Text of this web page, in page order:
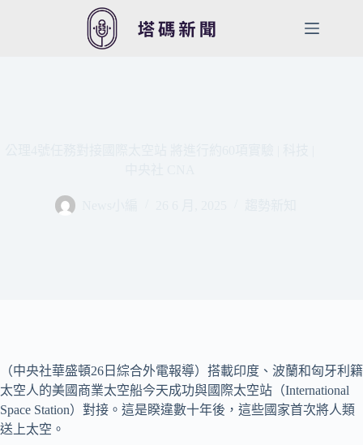
（中央社華盛頓26日綜合外電報導）搭載印度、波蘭和匈牙利籍
太空人的美國商業太空船今天成功與國際太空站（International
Space Station）對接。這是睽違數十年後，這些國家首次將人類
送上太空。